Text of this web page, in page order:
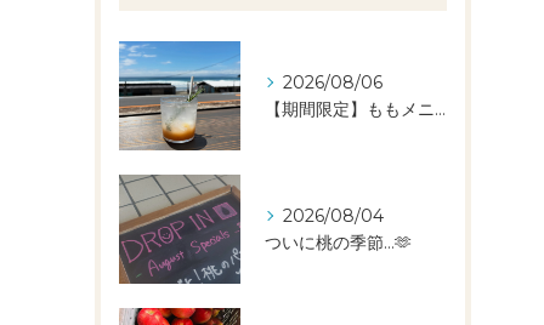
2026/08/06
【期間限定】ももメニュー🍑スタートしました✨️
2026/08/04
ついに桃の季節…🫶